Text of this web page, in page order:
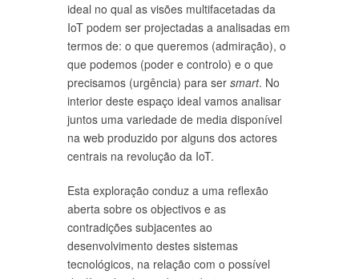
ideal no qual as visões multifacetadas da
IoT podem ser projectadas a analisadas em
termos de: o que queremos (admiração), o
que podemos (poder e controlo) e o que
precisamos (urgência) para ser smart. No
interior deste espaço ideal vamos analisar
juntos uma variedade de media disponível
na web produzido por alguns dos actores
centrais na revolução da IoT.
Esta exploração conduz a uma reflexão
aberta sobre os objectivos e as
contradições subjacentes ao
desenvolvimento destes sistemas
tecnológicos, na relação com o possível